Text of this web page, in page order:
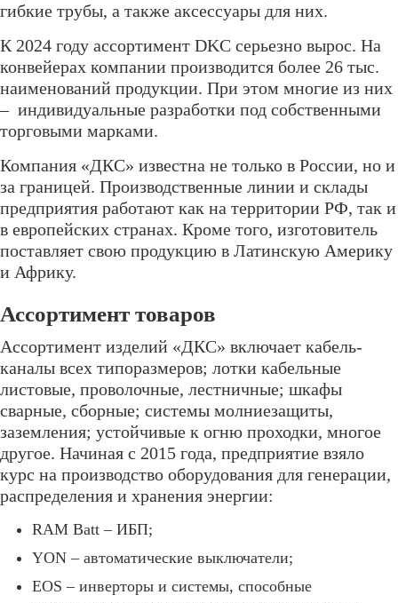
гибкие трубы, а также аксессуары для них.
К 2024 году ассортимент DKC серьезно вырос. На
конвейерах компании производится более 26 тыс.
наименований продукции. При этом многие из них
– индивидуальные разработки под собственными
торговыми марками.
Компания «ДКС» известна не только в России, но и
за границей. Производственные линии и склады
предприятия работают как на территории РФ, так и
в европейских странах. Кроме того, изготовитель
поставляет свою продукцию в Латинскую Америку
и Африку.
Ассортимент товаров
Ассортимент изделий «ДКС» включает кабель-
каналы всех типоразмеров; лотки кабельные
листовые, проволочные, лестничные; шкафы
сварные, сборные; системы молниезащиты,
заземления; устойчивые к огню проходки, многое
другое. Начиная с 2015 года, предприятие взяло
курс на производство оборудования для генерации,
распределения и хранения энергии:
RAM Batt – ИБП;
YON – автоматические выключатели;
EOS – инверторы и системы, способные